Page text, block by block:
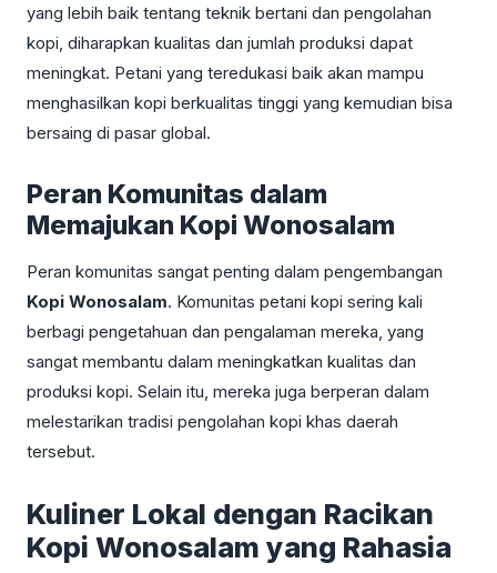
yang lebih baik tentang teknik bertani dan pengolahan
kopi, diharapkan kualitas dan jumlah produksi dapat
meningkat. Petani yang teredukasi baik akan mampu
menghasilkan kopi berkualitas tinggi yang kemudian bisa
bersaing di pasar global.
Peran Komunitas dalam
Memajukan Kopi Wonosalam
Peran komunitas sangat penting dalam pengembangan
Kopi Wonosalam. Komunitas petani kopi sering kali
berbagi pengetahuan dan pengalaman mereka, yang
sangat membantu dalam meningkatkan kualitas dan
produksi kopi. Selain itu, mereka juga berperan dalam
melestarikan tradisi pengolahan kopi khas daerah
tersebut.
Kuliner Lokal dengan Racikan
Kopi Wonosalam yang Rahasia